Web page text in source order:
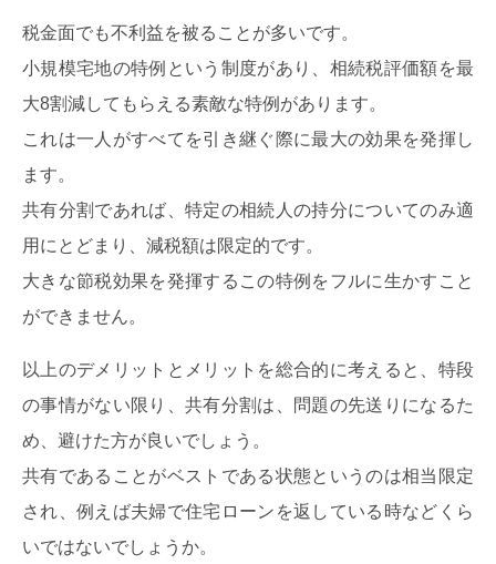
税金面でも不利益を被ることが多いです。
小規模宅地の特例という制度があり、相続税評価額を最
大8割減してもらえる素敵な特例があります。
これは一人がすべてを引き継ぐ際に最大の効果を発揮し
ます。
共有分割であれば、特定の相続人の持分についてのみ適
用にとどまり、減税額は限定的です。
大きな節税効果を発揮するこの特例をフルに生かすこと
ができません。
以上のデメリットとメリットを総合的に考えると、特段
の事情がない限り、共有分割は、問題の先送りになるた
め、避けた方が良いでしょう。
共有であることがベストである状態というのは相当限定
され、例えば夫婦で住宅ローンを返している時などくら
いではないでしょうか。